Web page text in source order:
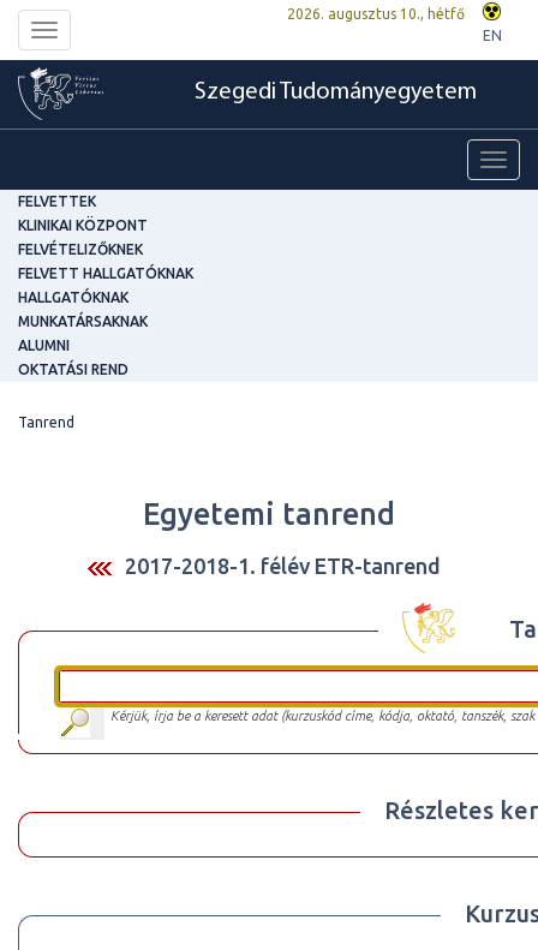
Toggle
navigation
2026. augusztus 10., hétfő
EN
Szegedi Tudományegyetem
FELVETTEK
KLINIKAI KÖZPONT
FELVÉTELIZŐKNEK
FELVETT HALLGATÓKNAK
HALLGATÓKNAK
MUNKATÁRSAKNAK
ALUMNI
OKTATÁSI REND
Tanrend
Egyetemi tanrend
2017-2018-1. félév ETR-tanrend
Kérjük, írja be a keresett adat (kurzuskód címe, kódja, oktató, tanszék,
Részletes